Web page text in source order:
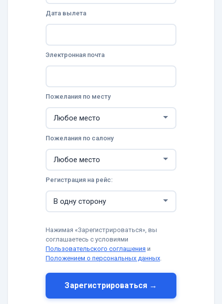
Дата вылета
Электронная почта
Пожелания по месту
Пожелания по салону
Регистрация на рейс:
Нажимая «Зарегистрироваться», вы
соглашаетесь с условиями
Пользовательского соглашения и
Положением о персональных данных.
Зарегистрироваться →